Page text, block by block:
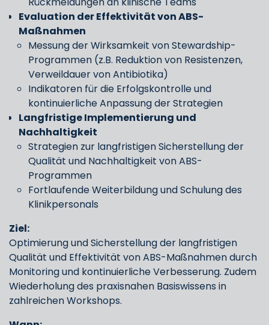
Evaluation der Effektivität von ABS-
Maßnahmen
Messung der Wirksamkeit von Stewardship-
Programmen (z.B. Reduktion von Resistenzen,
Verweildauer von Antibiotika)
Indikatoren für die Erfolgskontrolle und
kontinuierliche Anpassung der Strategien
Langfristige Implementierung und
Nachhaltigkeit
Strategien zur langfristigen Sicherstellung der
Qualität und Nachhaltigkeit von ABS-
Programmen
Fortlaufende Weiterbildung und Schulung des
Klinikpersonals
Ziel:
Optimierung und Sicherstellung der langfristigen
Qualität und Effektivität von ABS-Maßnahmen durch
Monitoring und kontinuierliche Verbesserung. Zudem
Wiederholung des praxisnahen Basiswissens in
zahlreichen Workshops.